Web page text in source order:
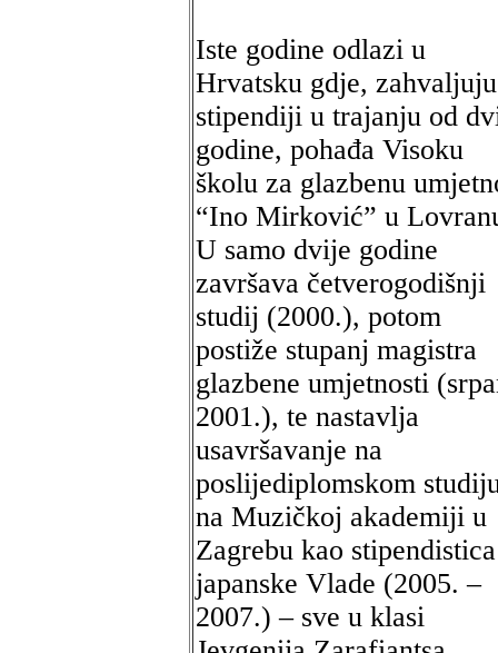
Iste godine odlazi u
Hrvatsku gdje,
stipendiji u trajanju od
godine, pohađa Visoku
školu za glazbenu
“Ino Mirković” u
U samo dvije godine
završava četverogodišnji
studij (2000.), potom
postiže stupanj magistra
glazbene umjetnosti
2001.), te nastavlja
usavršavanje na
poslijediplomskom
na Muzičkoj akademiji u
Zagrebu kao stipendistica
japanske Vlade (2005. –
2007.) – sve u klasi